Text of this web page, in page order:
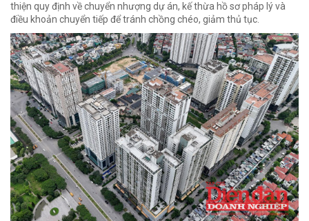
thiện quy định về chuyển nhượng dự án, kế thừa hồ sơ pháp lý và
điều khoản chuyển tiếp để tránh chồng chéo, giảm thủ tục.